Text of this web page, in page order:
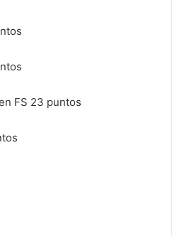
FS 23 puntos